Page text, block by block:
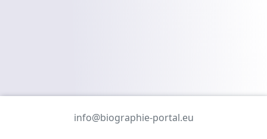
info@biographie-portal.eu